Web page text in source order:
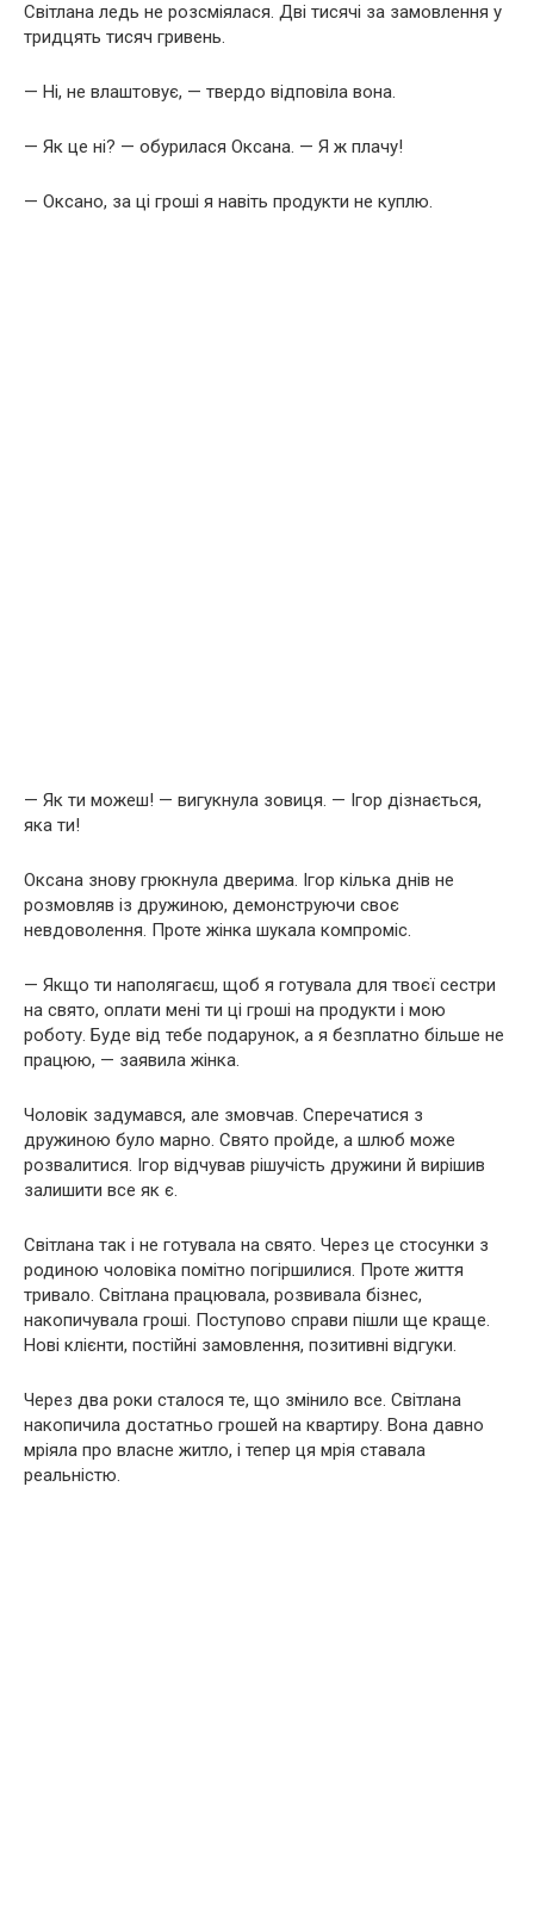
Світлана ледь не розсміялася. Дві тисячі за замовлення у
тридцять тисяч гривень.
— Ні, не влаштовує, — твердо відповіла вона.
— Як це ні? — обурилася Оксана. — Я ж плачу!
— Оксано, за ці гроші я навіть продукти не куплю.
— Як ти можеш! — вигукнула зовиця. — Ігор дізнається,
яка ти!
Оксана знову грюкнула дверима. Ігор кілька днів не
розмовляв із дружиною, демонструючи своє
невдоволення. Проте жінка шукала компроміс.
— Якщо ти наполягаєш, щоб я готувала для твоєї сестри
на свято, оплати мені ти ці гроші на продукти і мою
роботу. Буде від тебе подарунок, а я безплатно більше не
працюю, — заявила жінка.
Чоловік задумався, але змовчав. Сперечатися з
дружиною було марно. Свято пройде, а шлюб може
розвалитися. Ігор відчував рішучість дружини й вирішив
залишити все як є.
Світлана так і не готувала на свято. Через це стосунки з
родиною чоловіка помітно погіршилися. Проте життя
тривало. Світлана працювала, розвивала бізнес,
накопичувала гроші. Поступово справи пішли ще краще.
Нові клієнти, постійні замовлення, позитивні відгуки.
Через два роки сталося те, що змінило все. Світлана
накопичила достатньо грошей на квартиру. Вона давно
мріяла про власне житло, і тепер ця мрія ставала
реальністю.